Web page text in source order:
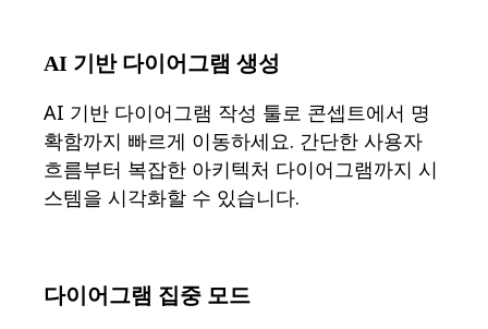
스타트업
산업별
전문가 서비스
제조
리테일
금융 서비스
제약 및 생명과학
엔지니어링
AI 기반 다이어그램 생성
AI 기반 다이어그램 작성 툴로 콘셉트에서 명
확함까지 빠르게 이동하세요. 간단한 사용자
흐름부터 복잡한 아키텍처 다이어그램까지 시
스템을 시각화할 수 있습니다.
다이어그램 집중 모드